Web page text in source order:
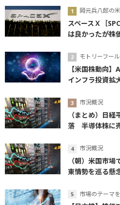
岡元兵八郎の
スペースＸ［
は良かったが株
モトリーフー
【米国株動向
インフラ投資拡
市況概況
（まとめ）日
落 半導体株に
市況概況
（朝）米国市
東情勢を巡る懸
市場のテーマを再